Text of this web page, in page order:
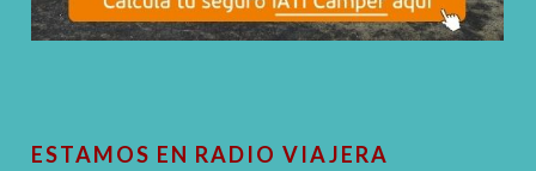
ESTAMOS EN RADIO VIAJERA